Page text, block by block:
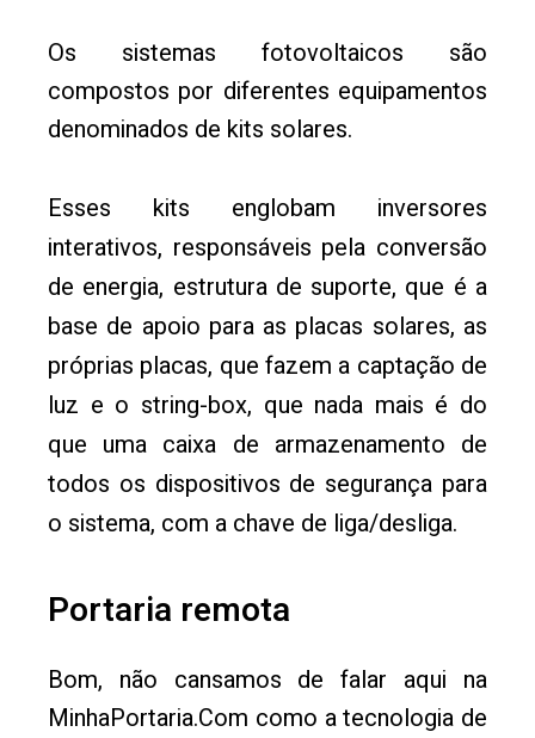
Os sistemas fotovoltaicos são
compostos por diferentes equipamentos
denominados de kits solares.
Esses kits englobam inversores
interativos, responsáveis pela conversão
de energia, estrutura de suporte, que é a
base de apoio para as placas solares, as
próprias placas, que fazem a captação de
luz e o string-box, que nada mais é do
que uma caixa de armazenamento de
todos os dispositivos de segurança para
o sistema, com a chave de liga/desliga.
Portaria remota
Bom, não cansamos de falar aqui na
MinhaPortaria.Com como a tecnologia de